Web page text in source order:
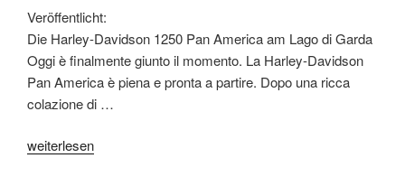
Veröffentlicht:
Die Harley-Davidson 1250 Pan America am Lago di Garda
Oggi è finalmente giunto il momento. La Harley-Davidson
Pan America è piena e pronta a partire. Dopo una ricca
colazione di …
„Con
weiterlesen